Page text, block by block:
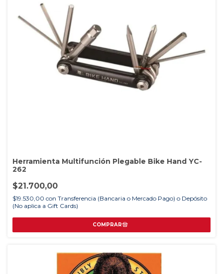
Herramienta Multifunción Plegable Bike Hand YC-
262
$21.700,00
$19.530,00 con Transferencia (Bancaria o Mercado Pago) o Depósito
(No aplica a Gift Cards)